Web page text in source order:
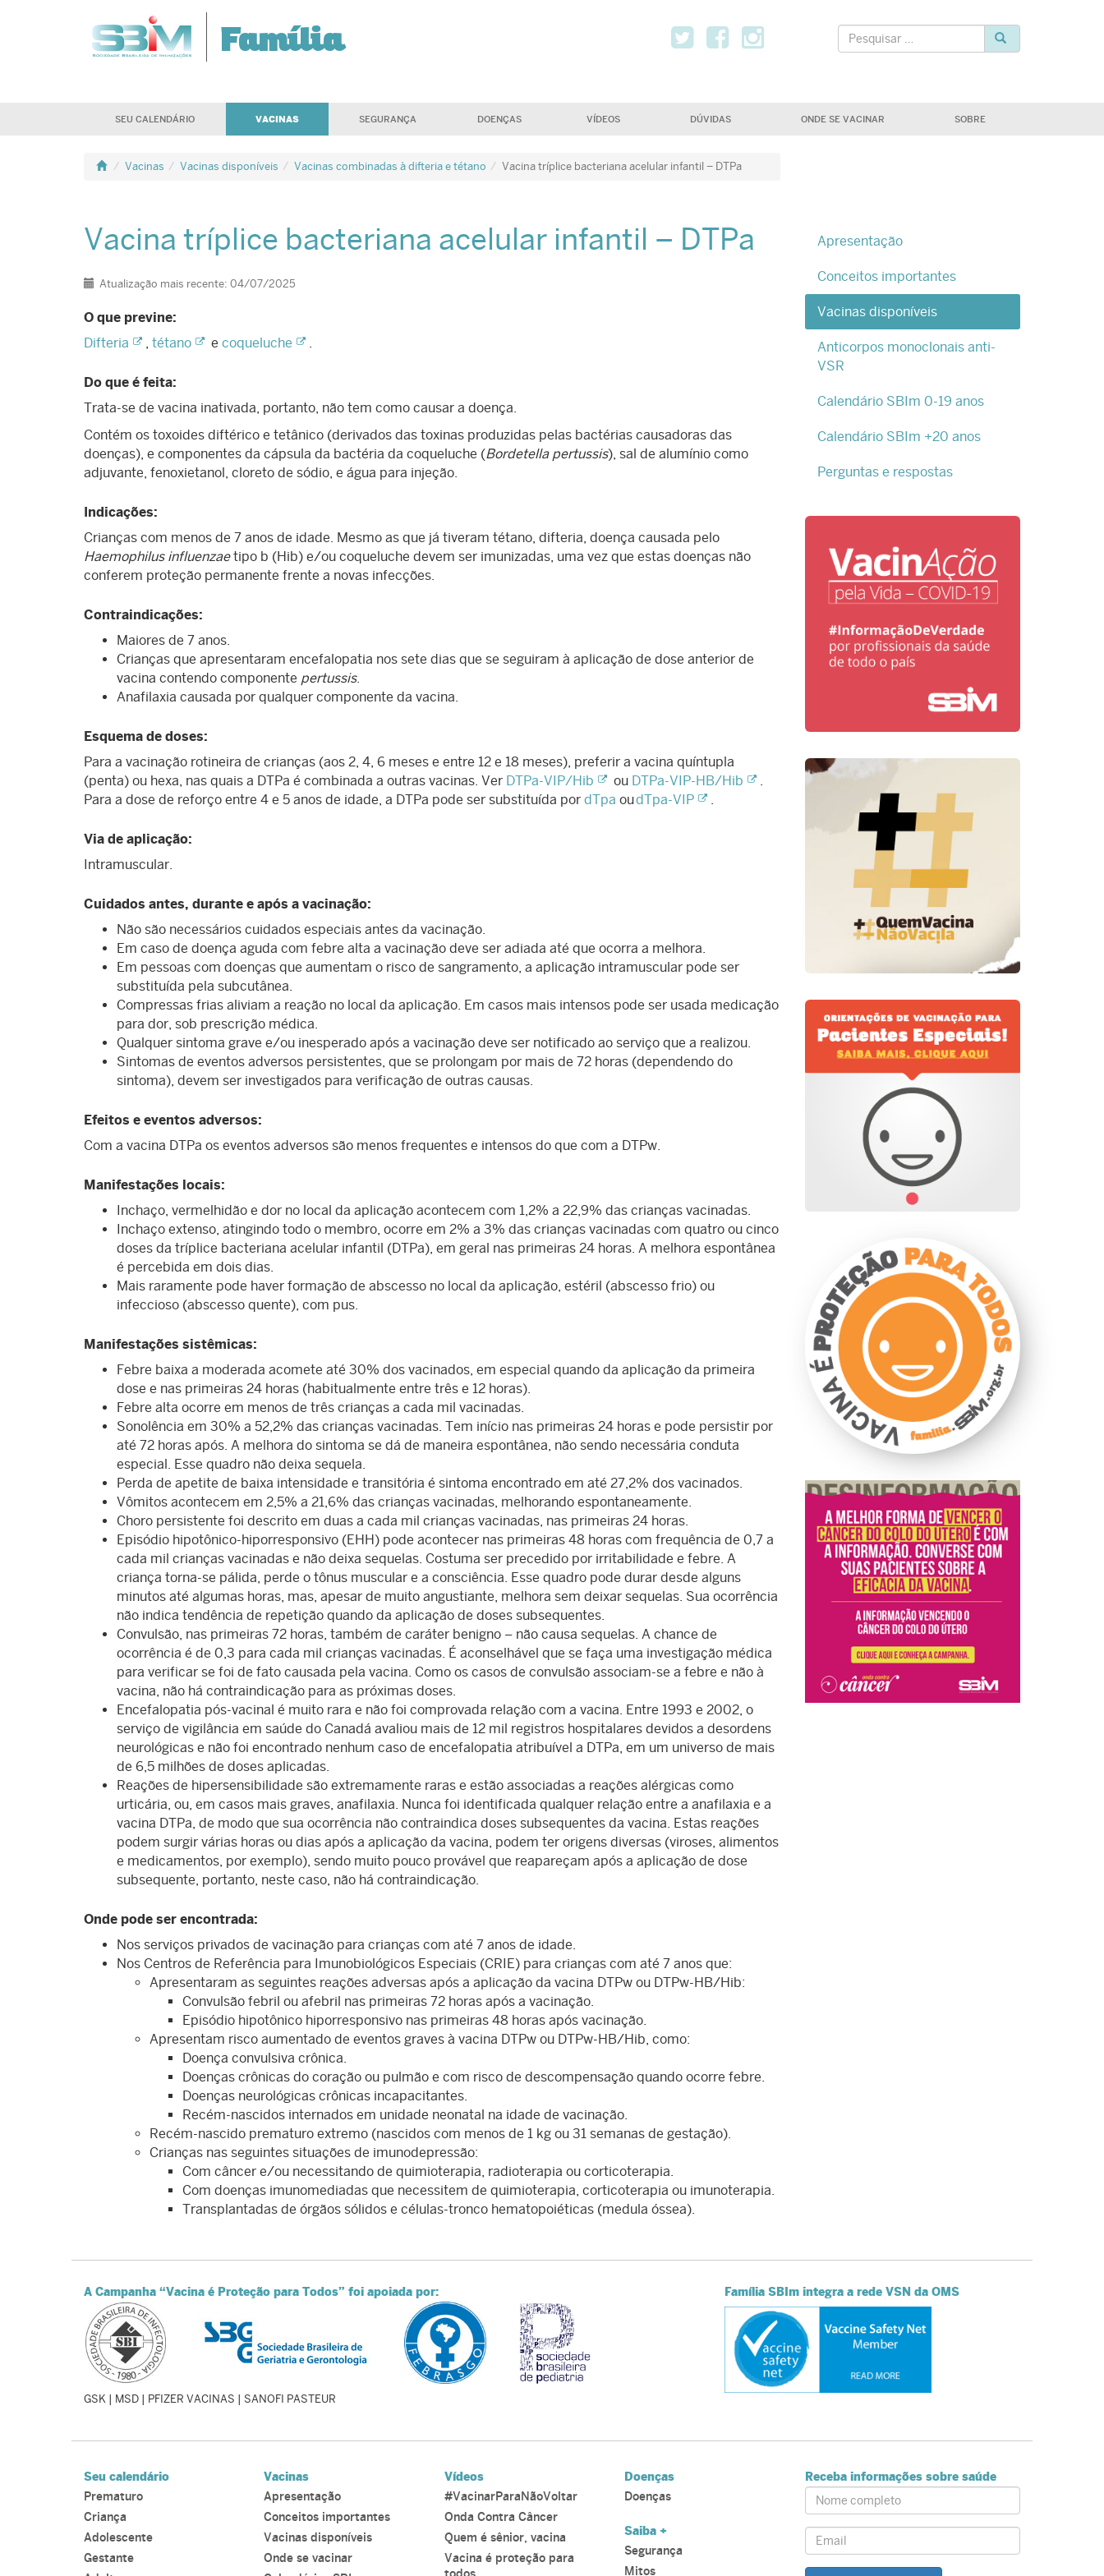
TwitterFacebook
InstagramPesquisar
Família
SEU CALENDÁRIO VACINAS SEGURANÇA DOENÇAS VÍDEOS DÚVIDAS ONDE SE VACINAR SOBRE
Vacinas Vacinas disponíveis Vacinas combinadas à difteria e tétano Vacina tríplice bacteriana acelular infantil – DTPa
Vacina tríplice bacteriana acelular infantil – DTPa
Detalhes
Atualização mais recente: 04/07/2025
O que previne:
Difteria
, tétano e coqueluche .
Do que é feita:
Trata-se de vacina inativada, portanto, não tem como causar a doença.
Contém os toxoides diftérico e tetânico (derivados das toxinas produzidas pelas bactérias causadoras das
doenças), e componentes da cápsula da bactéria da coqueluche (Bordetella pertussis), sal de alumínio como
adjuvante, fenoxietanol, cloreto de sódio, e água para injeção.
Indicações:
Crianças com menos de 7 anos de idade. Mesmo as que já tiveram tétano, difteria, doença causada pelo
Haemophilus influenzaetipo b (Hib) e/ou coqueluche devem ser imunizadas, uma vez que estas doenças não
conferem proteção permanente frente a novas infecções.
Contraindicações:
Maiores de 7 anos.
Crianças que apresentaram encefalopatia nos sete dias que se seguiram à aplicação de dose anterior de
vacina contendo componente pertussis.
Anafilaxia causada por qualquer componente da vacina.
Esquema de doses:
Para a vacinação rotineira de crianças (aos 2, 4, 6 meses e entre 12 e 18 meses), preferir a vacina quíntupla
(penta) ou hexa, nas quais a DTPa é combinada a outras vacinas. Ver DTPa-VIP/Hib ou DTPa-VIP-HB/Hib
.
Para a dose de reforço entre 4 e 5 anos de idade, a DTPa pode ser substituída por dTpa oudTpa-VIP .
Via de aplicação:
Intramuscular.
Cuidados antes, durante e após a vacinação:
Não são necessários cuidados especiais antes da vacinação.
Em caso de doença aguda com febre alta a vacinação deve ser adiada até que ocorra a melhora.
Em pessoas com doenças que aumentam o risco de sangramento, a aplicação intramuscular pode ser
substituída pela subcutânea.
Compressas frias aliviam a reação no local da aplicação. Em casos mais intensos pode ser usada medicação
para dor, sob prescrição médica.
Qualquer sintoma grave e/ou inesperado após a vacinação deve ser notificado ao serviço que a realizou.
Sintomas de eventos adversos persistentes, que se prolongam por mais de 72 horas (dependendo do
sintoma), devem ser investigados para verificação de outras causas.
Efeitos e eventos adversos:
Com a vacina DTPa os eventos adversos são menos frequentes e intensos do que com a DTPw.
Manifestações locais:
Inchaço, vermelhidão e dor no local da aplicação acontecem com 1,2% a 22,9% das crianças vacinadas.
Inchaço extenso, atingindo todo o membro, ocorre em 2% a 3% das crianças vacinadas com quatro ou cinco
doses da tríplice bacteriana acelular infantil (DTPa), em geral nas primeiras 24 horas. A melhora espontânea
é percebida em dois dias.
Mais raramente pode haver formação de abscesso no local da aplicação, estéril (abscesso frio) ou
infeccioso (abscesso quente), com pus.
Manifestações sistêmicas:
Febre baixa a moderada acomete até 30% dos vacinados, em especial quando da aplicação da primeira
dose e nas primeiras 24 horas (habitualmente entre três e 12 horas).
Febre alta ocorre em menos de três crianças a cada mil vacinadas.
Sonolência em 30% a 52,2% das crianças vacinadas. Tem início nas primeiras 24 horas e pode persistir por
até 72 horas após. A melhora do sintoma se dá de maneira espontânea, não sendo necessária conduta
especial. Esse quadro não deixa sequela.
Perda de apetite de baixa intensidade e transitória é sintoma encontrado em até 27,2% dos vacinados.
Vômitos acontecem em 2,5% a 21,6% das crianças vacinadas, melhorando espontaneamente.
Choro persistente foi descrito em duas a cada mil crianças vacinadas, nas primeiras 24 horas.
Episódio hipotônico-hiporresponsivo (EHH) pode acontecer nas primeiras 48 horas com frequência de 0,7 a
cada mil crianças vacinadas e não deixa sequelas. Costuma ser precedido por irritabilidade e febre. A
criança torna-se pálida, perde o tônus muscular e a consciência. Esse quadro pode durar desde alguns
minutos até algumas horas, mas, apesar de muito angustiante, melhora sem deixar sequelas. Sua ocorrência
não indica tendência de repetição quando da aplicação de doses subsequentes.
Convulsão, nas primeiras 72 horas, também de caráter benigno – não causa sequelas. A chance de
ocorrência é de 0,3 para cada mil crianças vacinadas. É aconselhável que se faça uma investigação médica
para verificar se foi de fato causada pela vacina. Como os casos de convulsão associam-se a febre e não à
vacina, não há contraindicação para as próximas doses.
Encefalopatia pós-vacinal é muito rara e não foi comprovada relação com a vacina. Entre 1993 e 2002, o
serviço de vigilância em saúde do Canadá avaliou mais de 12 mil registros hospitalares devidos a desordens
neurológicas e não foi encontrado nenhum caso de encefalopatia atribuível a DTPa, em um universo de mais
de 6,5 milhões de doses aplicadas.
Reações de hipersensibilidade são extremamente raras e estão associadas a reações alérgicas como
urticária, ou, em casos mais graves, anafilaxia. Nunca foi identificada qualquer relação entre a anafilaxia e a
vacina DTPa, de modo que sua ocorrência não contraindica doses subsequentes da vacina. Estas reações
podem surgir várias horas ou dias após a aplicação da vacina, podem ter origens diversas (viroses, alimentos
e medicamentos, por exemplo), sendo muito pouco provável que reapareçam após a aplicação de dose
subsequente, portanto, neste caso, não há contraindicação.
Onde pode ser encontrada:
Nos serviços privados de vacinação para crianças com até 7 anos de idade.
Nos Centros de Referência para Imunobiológicos Especiais (CRIE) para crianças com até 7 anos que:
Apresentaram as seguintes reações adversas após a aplicação da vacina DTPw ou DTPw-HB/Hib:
Convulsão febril ou afebril nas primeiras 72 horas após a vacinação.
Episódio hipotônico hiporresponsivo nas primeiras 48 horas após vacinação.
Apresentam risco aumentado de eventos graves à vacina DTPw ou DTPw-HB/Hib, como:
Doença convulsiva crônica.
Doenças crônicas do coração ou pulmão e com risco de descompensação quando ocorre febre.
Doenças neurológicas crônicas incapacitantes.
Recém-nascidos internados em unidade neonatal na idade de vacinação.
Recém-nascido prematuro extremo (nascidos com menos de 1 kg ou 31 semanas de gestação).
Crianças nas seguintes situações de imunodepressão:
Com câncer e/ou necessitando de quimioterapia, radioterapia ou corticoterapia.
Com doenças imunomediadas que necessitem de quimioterapia, corticoterapia ou imunoterapia.
Transplantadas de órgãos sólidos e células-tronco hematopoiéticas (medula óssea).
Apresentação
Conceitos importantes
Vacinas disponíveis
Anticorpos monoclonais anti-
VSR
Calendário SBIm 0-19 anos
Calendário SBIm +20 anos
Perguntas e respostas
A Campanha “Vacina é Proteção para Todos” foi apoiada por:
GSK | MSD | PFIZER VACINAS | SANOFI PASTEUR
Família SBIm integra a rede VSN da OMS
Seu calendário
Prematuro
Criança
Adolescente
Gestante
Vacinas
Apresentação
Conceitos importantes
Vacinas disponíveis
Onde se vacinar
Vídeos
#VacinarParaNãoVoltar
Onda Contra Câncer
Quem é sênior, vacina
Vacina é proteção para
Doenças
Doenças
Saiba +
Segurança
Mitos
Receba informações sobre saúde
Name:
Email: